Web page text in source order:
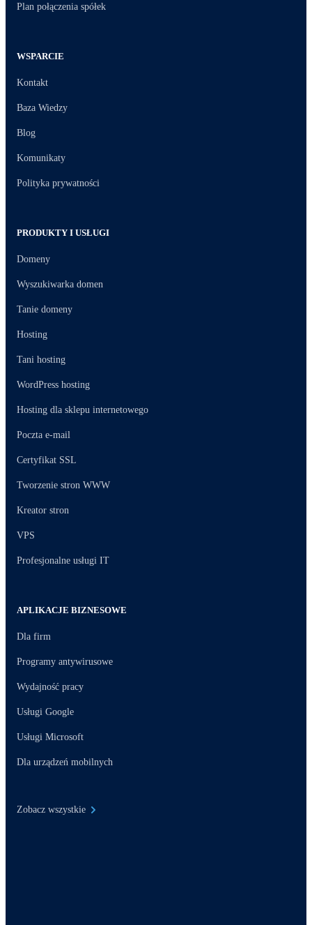
Plan połączenia spółek
WSPARCIE
Kontakt
Baza Wiedzy
Blog
Komunikaty
Polityka prywatności
PRODUKTY I USŁUGI
Domeny
Wyszukiwarka domen
Tanie domeny
Hosting
Tani hosting
WordPress hosting
Hosting dla sklepu internetowego
Poczta e-mail
Certyfikat SSL
Tworzenie stron WWW
Kreator stron
VPS
Profesjonalne usługi IT
APLIKACJE BIZNESOWE
Dla firm
Programy antywirusowe
Wydajność pracy
Usługi Google
Usługi Microsoft
Dla urządzeń mobilnych
Zobacz wszystkie